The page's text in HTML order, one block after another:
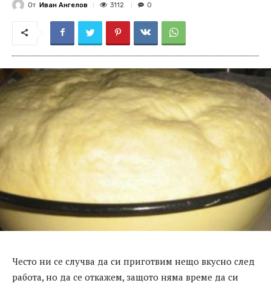
От Иван Ангелов 3112 0
Често ни се случва да си приготвим нещо вкусно след
работа, но да се откажем, защото няма време да си